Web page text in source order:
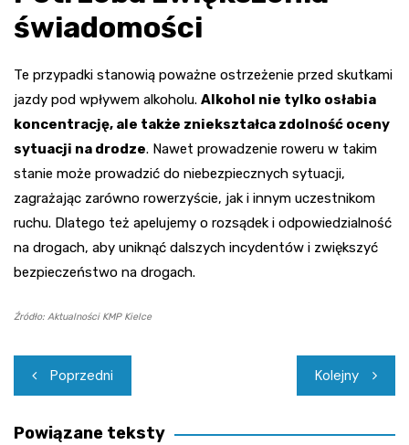
świadomości
Te przypadki stanowią poważne ostrzeżenie przed skutkami
jazdy pod wpływem alkoholu. Alkohol nie tylko osłabia
koncentrację, ale także zniekształca zdolność oceny
sytuacji na drodze. Nawet prowadzenie roweru w takim
stanie może prowadzić do niebezpiecznych sytuacji,
zagrażając zarówno rowerzyście, jak i innym uczestnikom
ruchu. Dlatego też apelujemy o rozsądek i odpowiedzialność
na drogach, aby uniknąć dalszych incydentów i zwiększyć
bezpieczeństwo na drogach.
Źródło: Aktualności KMP Kielce
Nawigacja
wpisu
Poprzedni Kolejny
Powiązane teksty